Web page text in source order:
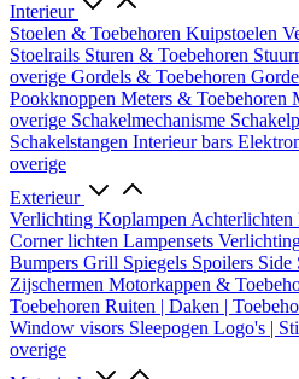
Interieur
Stoelen & Toebehoren Kuipstoelen
Stoelrails Sturen & Toebehoren
overige Gordels & Toebehoren
Pookknoppen Meters & Toebehoren
overige Schakelmechanisme
Schakelstangen Interieur bars
overige
Exterieur
Verlichting Koplampen Achterlichten
Corner lichten Lampensets
Bumpers Grill Spiegels Spoilers Side
Zijschermen Motorkappen &
Toebehoren Ruiten | Daken |
Window visors Sleepogen Logo's |
overige